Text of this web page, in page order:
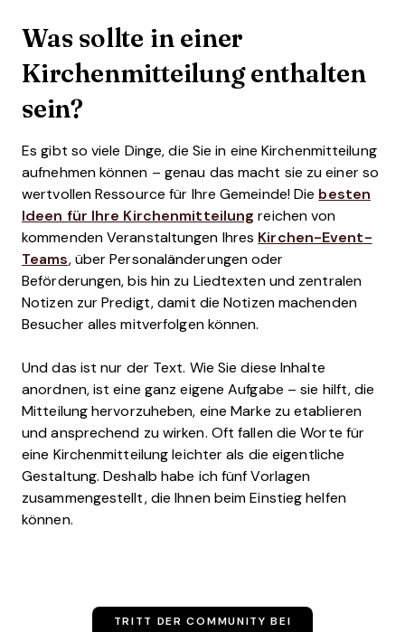
Was sollte in einer
Kirchenmitteilung enthalten
sein?
Es gibt so viele Dinge, die Sie in eine Kirchenmitteilung
aufnehmen können – genau das macht sie zu einer so
wertvollen Ressource für Ihre Gemeinde! Die besten
Ideen für Ihre Kirchenmitteilung reichen von
kommenden Veranstaltungen Ihres Kirchen-Event-
Teams, über Personaländerungen oder
Beförderungen, bis hin zu Liedtexten und zentralen
Notizen zur Predigt, damit die Notizen machenden
Besucher alles mitverfolgen können.
Und das ist nur der Text. Wie Sie diese Inhalte
anordnen, ist eine ganz eigene Aufgabe – sie hilft, die
Mitteilung hervorzuheben, eine Marke zu etablieren
und ansprechend zu wirken. Oft fallen die Worte für
eine Kirchenmitteilung leichter als die eigentliche
Gestaltung. Deshalb habe ich fünf Vorlagen
zusammengestellt, die Ihnen beim Einstieg helfen
können.
TRITT DER COMMUNITY BEI